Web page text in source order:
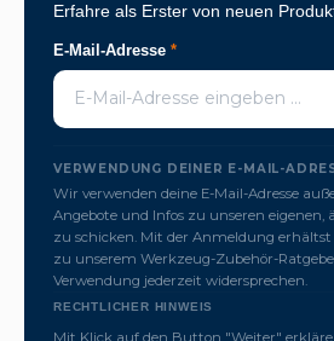
Erfahre als Erster von neuen
E-Mail-Adresse *
VERWENDUNG DEINER E-MAIL-
Wir verwenden deine E-Mail-Adresse
Angebote und Infos zu unseren
zu schicken. Mit der Anmeldung
zu unserem Werkzeug-Zubehör-
Verwendung jederzeit widersprechen.
RECHTLICHER HINWEIS
Mit Klick auf den Button "Weiter" erkläre